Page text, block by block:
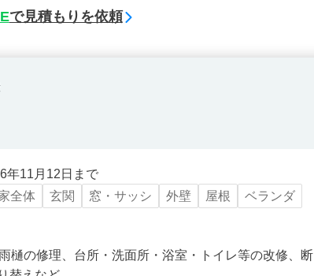
で見積もりを依頼
年11月12日まで
全体 玄関 窓・サッシ 外壁 屋根
ベランダ
樋の修理、台所・洗面所・浴室・トイレ等の改修、断